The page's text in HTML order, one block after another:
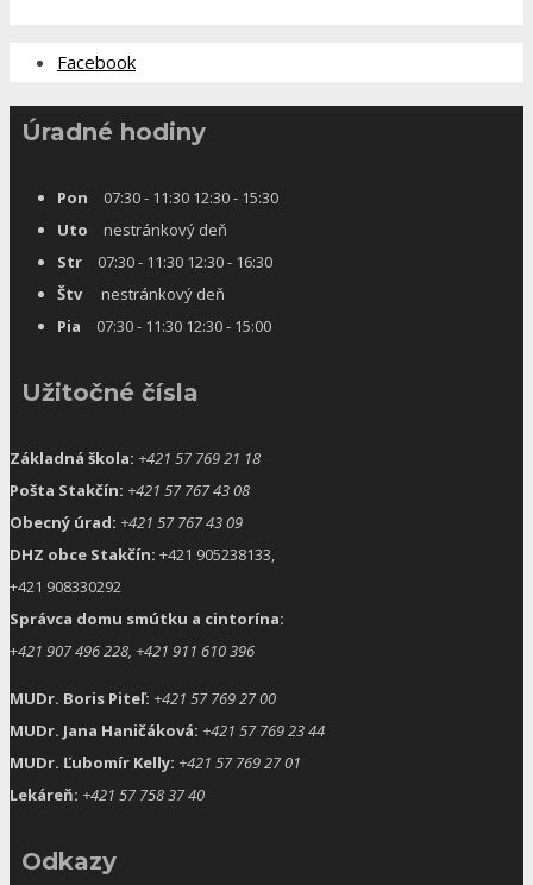
Facebook
Úradné hodiny
Pon 07:30 - 11:30 12:30 - 15:30
Uto nestránkový deň
Str 07:30 - 11:30 12:30 - 16:30
Štvnestránkový deň
Pia 07:30 - 11:30 12:30 - 15:00
Užitočné čísla
Základná škola: +421 57 769 21 18
Pošta Stakčín: +421 57 767 43 08
Obecný úrad: +421 57 767 43 09
DHZ obce Stakčín: +421 905238133,
+421 908330292
Správca domu smútku a cintorína:
+421 907 496 228, +421 911 610 396
MUDr. Boris Piteľ: +421 57 769 27 00
MUDr. Jana Haničáková: +421 57 769 23 44
MUDr. Ľubomír Kelly: +421 57 769 27 01
Lekáreň: +421 57 758 37 40
Odkazy